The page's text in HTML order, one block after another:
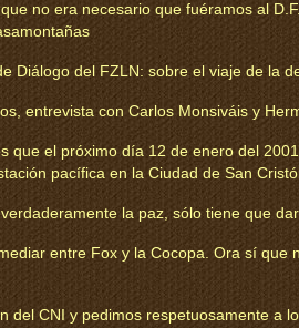
no era necesario que fuéramos al
Diálogo del FZLN: sobre el viaje de la
entrevista con Carlos Monsiváis y
que el próximo día 12 de enero del
pacífica en la Ciudad de San
la paz, sólo tiene que
entre Fox y la Cocopa. Ora sí que
del CNI y pedimos respetuosamente a